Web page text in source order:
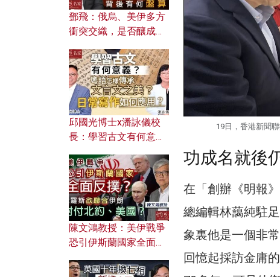
19日，香港新聞
功成名就後
在「創辦《明報
總編輯林藹純駐
象裏他是一個非
回憶起採訪金庸
鄧飛：俄烏、美伊多方
衝突交織，是否釀成世
風險攻擊美軍，背後有
何盤算？
邱國光博士x潘詠儀校
長：學習古文有何意
文之美？ 日常寫作如何
應用？
陳文鴻教授：美伊戰爭
恐引伊斯蘭國家全面反
對付北約美國？